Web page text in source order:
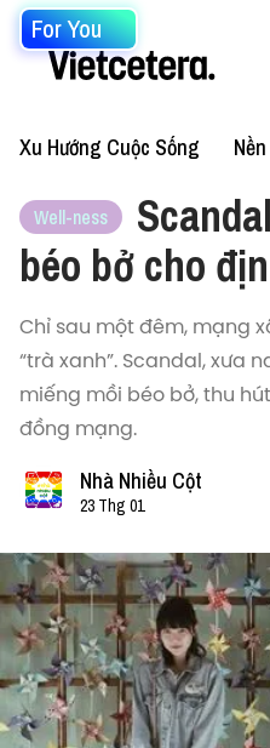
For You
Xu Hướng Cuộc Sống
Well-ness
béo bở cho
Chỉ sau một đêm, mạng
“trà xanh”. Scandal, xưa
miếng mồi béo bở, thu
đồng mạng.
Nhà Nhiều Cột
23 Thg 01